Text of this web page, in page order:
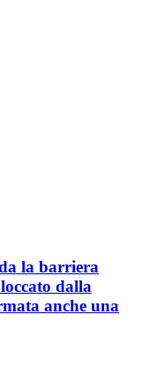
la barriera
dalla
anche una